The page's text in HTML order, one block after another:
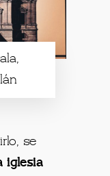
se
iglesia